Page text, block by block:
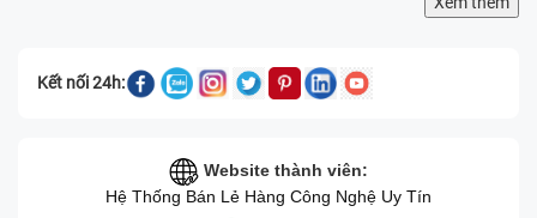
Kết nối 24h:
Website thành viên:
Hệ Thống Bán Lẻ Hàng Công Nghệ Uy Tín